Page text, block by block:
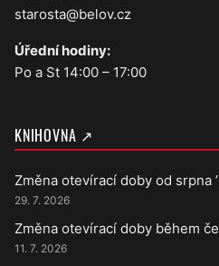
starosta@belov.cz
Úřední hodiny:
Po a St 14:00 – 17:00
KNIHOVNA ↗
Změna otevírací doby od srpna
29. 7. 2026
Změna otevírací doby během
11. 7. 2026